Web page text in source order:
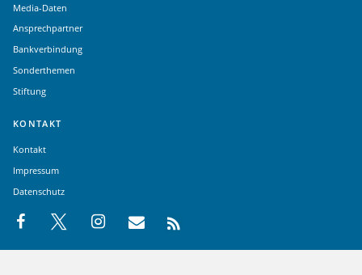
Media-Daten
Ansprechpartner
Bankverbindung
Sonderthemen
Stiftung
KONTAKT
Kontakt
Impressum
Datenschutz